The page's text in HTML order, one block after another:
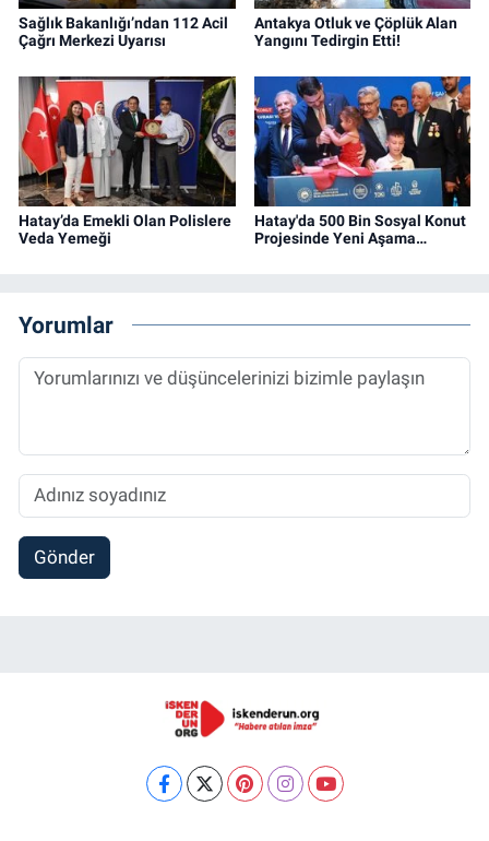
Sağlık Bakanlığı’ndan 112 Acil
Çağrı Merkezi Uyarısı
Antakya Otluk ve Çöplük Alan
Yangını Tedirgin Etti!
Hatay’da Emekli Olan Polislere
Veda Yemeği
Hatay'da 500 Bin Sosyal Konut
Projesinde Yeni Aşama…
Yorumlar
Gönder